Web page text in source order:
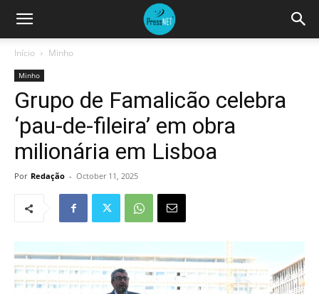
Início Minho
Minho
Grupo de Famalicão celebra
‘pau-de-fileira’ em obra
milionária em Lisboa
Por Redação - October 11, 2025